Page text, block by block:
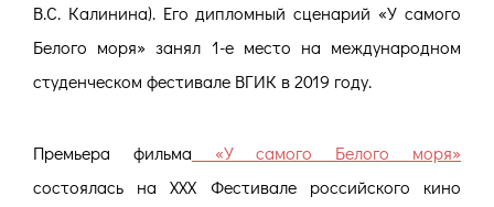
В.С. Калинина). Его дипломный сценарий «У самого
Белого моря» занял 1-е место на международном
студенческом фестивале ВГИК в 2019 году.
Премьера фильма «У самого Белого моря»
состоялась на XXX Фестивале российского кино